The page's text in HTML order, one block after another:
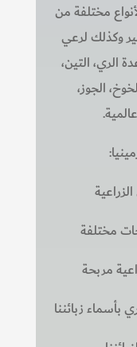
مختلفة من
وكذلك لرعي
الري، التين،
الجوز،
مختلفة
مربحة
زبائننا